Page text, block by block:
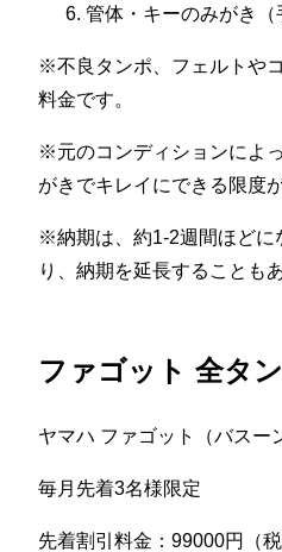
管体・キーのみがき（
※不良タンポ、フェルトや
料金です。
※元のコンディションによ
がきでキレイにできる限度
※納期は、約1-2週間ほどに
り、納期を延長することも
ファゴット 全タ
ヤマハ ファゴット（バスー
毎月先着3名様限定
先着割引料金：99000円（税